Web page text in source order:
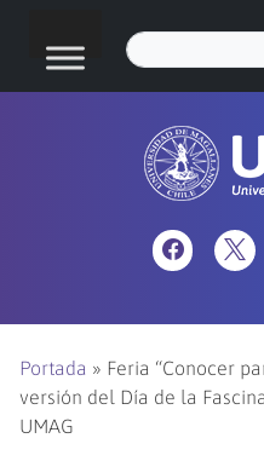
Portada » Feria “Conocer
versión del Día de la
UMAG